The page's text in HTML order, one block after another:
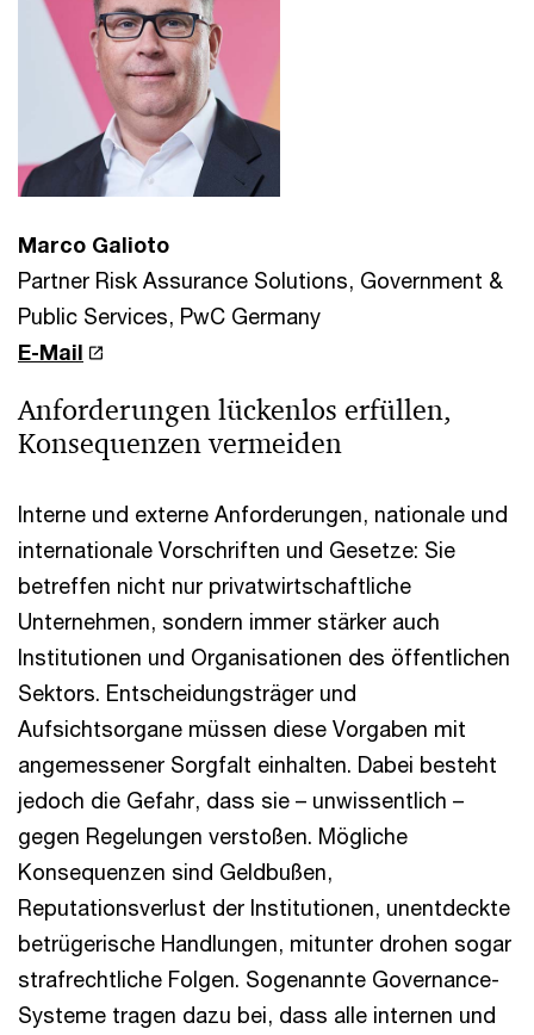
Marco Galioto
Partner Risk Assurance Solutions, Government &
Public Services, PwC Germany
E-Mail
Anforderungen lückenlos erfüllen,
Konsequenzen vermeiden
Interne und externe Anforderungen, nationale und
internationale Vorschriften und Gesetze: Sie
betreffen nicht nur privatwirtschaftliche
Unternehmen, sondern immer stärker auch
Institutionen und Organisationen des öffentlichen
Sektors. Entscheidungsträger und
Aufsichtsorgane müssen diese Vorgaben mit
angemessener Sorgfalt einhalten. Dabei besteht
jedoch die Gefahr, dass sie – unwissentlich –
gegen Regelungen verstoßen. Mögliche
Konsequenzen sind Geldbußen,
Reputationsverlust der Institutionen, unentdeckte
betrügerische Handlungen, mitunter drohen sogar
strafrechtliche Folgen. Sogenannte Governance-
Systeme tragen dazu bei, dass alle internen und